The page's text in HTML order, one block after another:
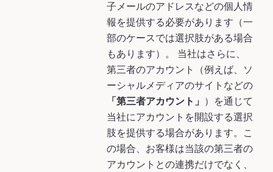
子メールのアドレスなどの個人情
報を提供する必要があります（一
部のケースでは選択肢がある場合
もあります）。 当社はさらに、
第三者のアカウント（例えば、ソ
ーシャルメディアのサイトなどの
「第三者アカウント」 ）を通じて
当社にアカウントを開設する選択
肢を提供する場合があります。こ
の場合、お客様は当該の第三者の
アカウントとの連携だけでなく、